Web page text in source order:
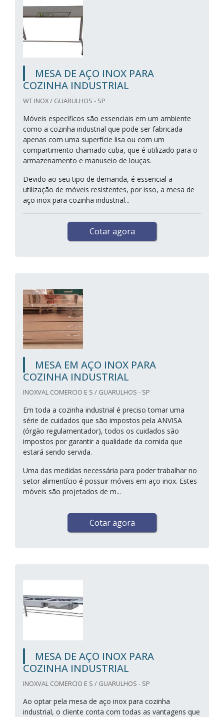
MESA DE AÇO INOX PARA
COZINHA INDUSTRIAL
WT INOX / GUARULHOS - SP
Móveis específicos são essenciais em um ambiente
como a cozinha industrial que pode ser fabricada
apenas com uma superfície lisa ou com um
compartimento chamado cuba, que é utilizado para o
armazenamento e manuseio de louças.
Devido ao seu tipo de demanda, é essencial a
utilização de móveis resistentes, por isso, a mesa de
aço inox para cozinha industrial...
Cotar agora
MESA EM AÇO INOX PARA
COZINHA INDUSTRIAL
INOXVAL COMERCIO E S / GUARULHOS - SP
Em toda a cozinha industrial é preciso tomar uma
série de cuidados que são impostos pela ANVISA
(órgão regulamentador), todos os cuidados são
impostos por garantir a qualidade da comida que
estará sendo servida.
Uma das medidas necessária para poder trabalhar no
setor alimentício é possuir móveis em aço inox. Estes
móveis são projetados de m...
Cotar agora
MESA DE AÇO INOX PARA
COZINHA INDUSTRIAL
INOXVAL COMERCIO E S / GUARULHOS - SP
Ao optar pela mesa de aço inox para cozinha
industrial, o cliente conta com todas as vantagens que